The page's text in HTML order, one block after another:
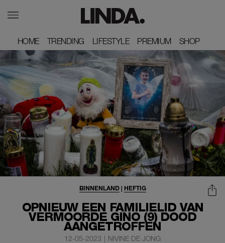
HOME
HOME TRENDING
TRENDING LIFESTYLE
LIFESTYLE PREMIUM
PREMIUM SHOP
SHOP
OPNIEUW EEN FAMILIELID VAN
VERMOORDE GINO (9) DOOD
AANGETROFFEN
BINNENLAND| HEFTIG
12-05-2023 | NIVINE DE JONG